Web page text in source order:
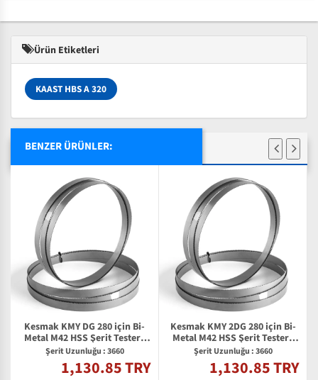
Ürün Etiketleri
KAAST HBS A 320
BENZER ÜRÜNLER:
Kesmak KMY DG 280 için Bi-
Metal M42 HSS Şerit Testere
Bıçağı
Şerit Uzunluğu : 3660
1,130.85 TRY
Kesmak KMY 2DG 280 için Bi-
Metal M42 HSS Şerit Testere
Bıçağı
Şerit Uzunluğu : 3660
1,130.85 TRY